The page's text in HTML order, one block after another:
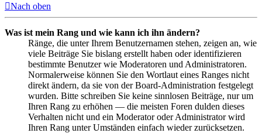
Nach oben
Was ist mein Rang und wie kann ich ihn ändern?
Ränge, die unter Ihrem Benutzernamen stehen, zeigen an, wie
viele Beiträge Sie bislang erstellt haben oder identifizieren
bestimmte Benutzer wie Moderatoren und Administratoren.
Normalerweise können Sie den Wortlaut eines Ranges nicht
direkt ändern, da sie von der Board-Administration festgelegt
wurden. Bitte schreiben Sie keine sinnlosen Beiträge, nur um
Ihren Rang zu erhöhen — die meisten Foren dulden dieses
Verhalten nicht und ein Moderator oder Administrator wird
Ihren Rang unter Umständen einfach wieder zurücksetzen.